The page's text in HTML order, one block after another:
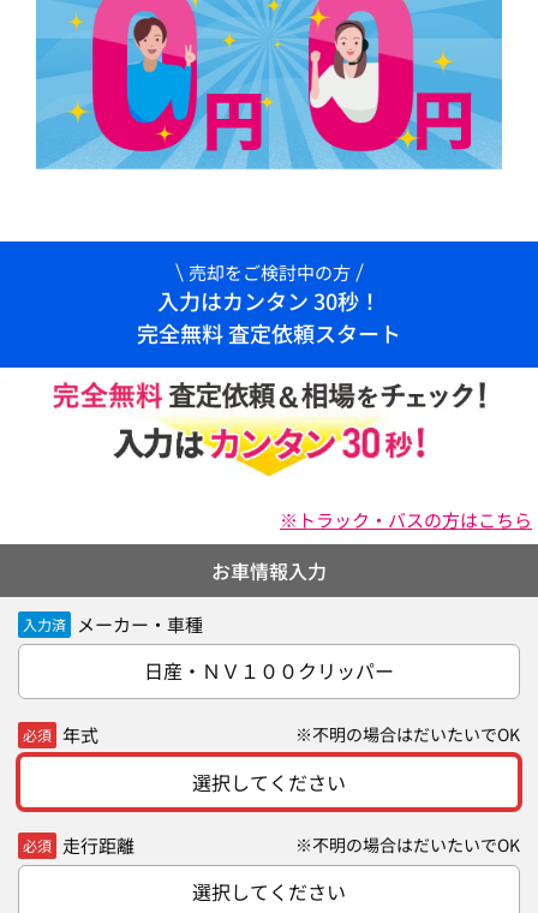
売却をご検討中の方
入力はカンタン 30秒！
完全無料 査定依頼スタート
※トラック・バスの方はこちら
お車情報入力
入力済 メーカー・車種
日産・ＮＶ１００クリッパー
必須 年式 ※不明の場合はだいたいでOK
選択してください
必須 走行距離 ※不明の場合はだいたいでOK
選択してください